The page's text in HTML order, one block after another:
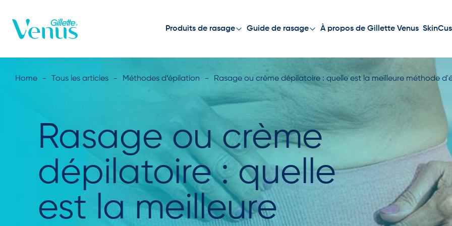
Produits de rasage Guide de rasage À propos de Gillette Venus
Rasage ou crème
dépilatoire : quelle
est la meilleure
Home Tous les articles Méthodes d’épilation Rasage ou crème dépilatoire : quelle est la meilleure méthode